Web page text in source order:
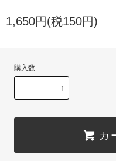
1,650円(税150円)
購入数
カ